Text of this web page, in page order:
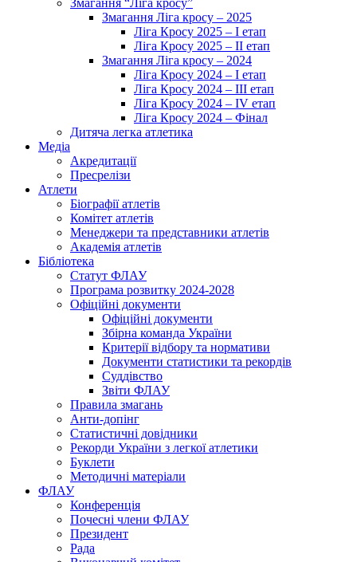
Змагання Ліга кросу – 2025
Ліга Кросу 2025 – I етап
Ліга Кросу 2025 – II етап
Змагання Ліга кросу – 2024
Ліга Кросу 2024 – I етап
Ліга Кросу 2024 – III етап
Ліга Кросу 2024 – IV етап
Ліга Кросу 2024 – Фінал
Дитяча легка атлетика
Медіа
Акредитації
Пресрелізи
Атлети
Біографії атлетів
Комітет атлетів
Менеджери та представники атлетів
Академія атлетів
Бібліотека
Статут ФЛАУ
Програма розвитку 2024-2028
Офіційні документи
Офіційні документи
Збірна команда України
Критерії відбору та нормативи
Документи статистики та рекордів
Суддівство
Звіти ФЛАУ
Правила змагань
Анти-допінг
Статистичні довідники
Рекорди України з легкої атлетики
Буклети
Методичні матеріали
ФЛАУ
Конференція
Почесні члени ФЛАУ
Президент
Рада